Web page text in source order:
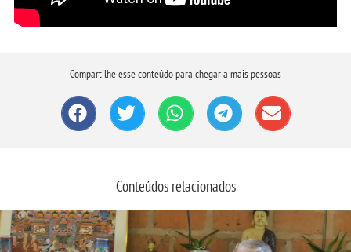
Compartilhe esse conteúdo para chegar a mais pessoas
Conteúdos relacionados